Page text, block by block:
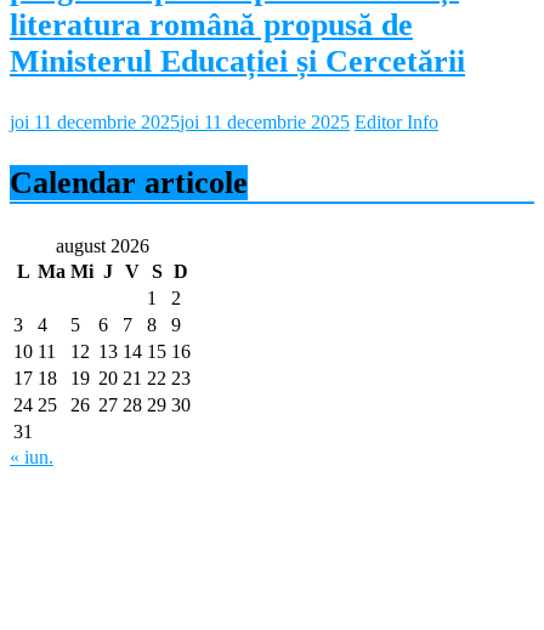
literatura română propusă de
Ministerul Educației și Cercetării
joi 11 decembrie 2025joi 11 decembrie 2025 Editor Info
Calendar articole
august 2026
L Ma Mi J V S D
1
2
3
4 5 6 7 8
9
10 11 12 13 14 15 16
17 18 19 20 21 22 23
24 25 26 27 28 29 30
31
« iun.